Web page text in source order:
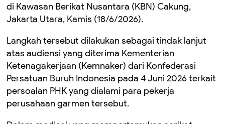
di Kawasan Berikat Nusantara (KBN) Cakung,
Jakarta Utara, Kamis (18/6/2026).
Langkah tersebut dilakukan sebagai tindak lanjut
atas audiensi yang diterima Kementerian
Ketenagakerjaan (Kemnaker) dari Konfederasi
Persatuan Buruh Indonesia pada 4 Juni 2026 terkait
persoalan PHK yang dialami para pekerja
perusahaan garmen tersebut.